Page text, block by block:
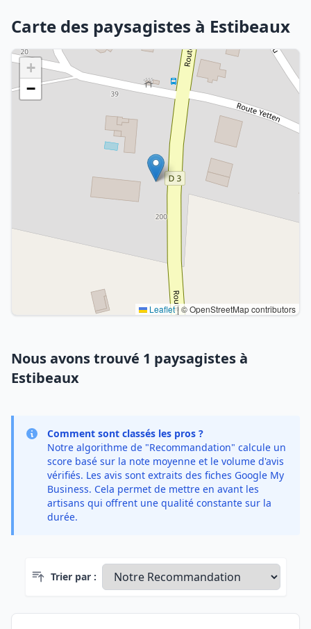
Carte des paysagistes à Estibeaux
+
−
Leaflet|© OpenStreetMap contributors
Nous avons trouvé 1 paysagistes à
Estibeaux
Comment sont classés les pros ?
Notre algorithme de "Recommandation" calcule un
score basé sur la note moyenne et le volume d'avis
vérifiés. Les avis sont extraits des fiches Google My
Business. Cela permet de mettre en avant les
artisans qui offrent une qualité constante sur la
durée.
Trier par :